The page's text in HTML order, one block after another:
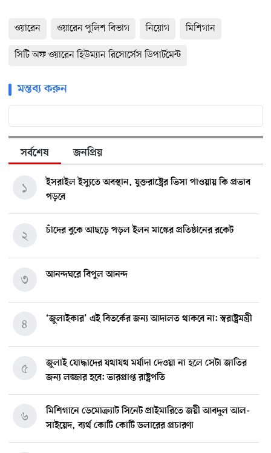
ওয়ারেন ওয়ারেন পুলিশ বিভাগ নিয়োগ
মিশিগান
সিটি অফ ওয়ারেন হিউম্যান রিসোর্সেস ডিপার্টমেন্ট
মন্তব্য করুন
সর্বশেষ জনপ্রিয়
ইসরাইল ইস্যুতে অবস্থান, যুক্তরাষ্ট্রের ভিসা পাওয়ায় কি প্রভাব
পড়বে
১
চাঁদের বুকে আছড়ে পড়ল ইলন মাস্কের প্রতিষ্ঠানের রকেট
২
আনন্দঘরে বিপুল আনন্দ
৩
‘জুলাইকার’ এই বিতর্কের জন্য আদালত থাকবে না: স্বরাষ্ট্রমন্ত্রী
৪
জুলাই যোদ্ধাদের যথাযথ মর্যাদা দেওয়া না হলে সেটা জাতির
জন্য লজ্জার হবে: ভারপ্রাপ্ত রাষ্ট্রপতি
৫
মিশিগানে ডেমোক্র্যাট সিনেট প্রাইমারিতে জয়ী আবদুল আল-
সাইয়েদ, ব্যর্থ কোটি কোটি ডলারের প্রচারণা
৬